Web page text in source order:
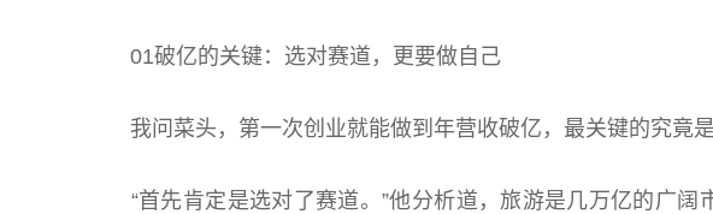
01破亿的关键：选对赛道，更要做自己
我问菜头，第一次创业就能做到年营收破亿，最关键的究竟是
“首先肯定是选对了赛道。”他分析道，旅游是几万亿的广阔